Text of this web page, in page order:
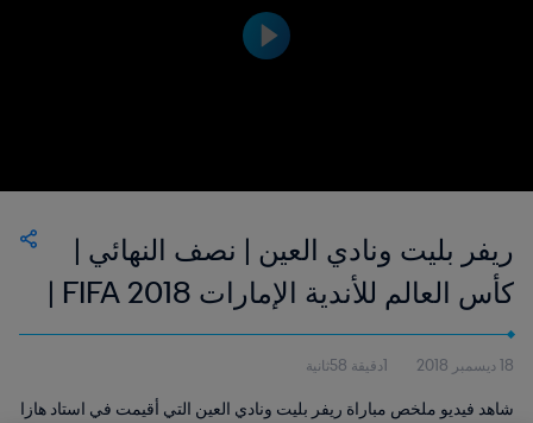
ريفر بليت ونادي العين | نصف النهائي |
كأس العالم للأندية الإمارات 2018 FIFA |
فيديو ملخص
18 ديسمبر 2018 1دقيقة 58ثانية
شاهد فيديو ملخص مباراة ريفر بليت ونادي العين التي أقيمت في استاد هازا